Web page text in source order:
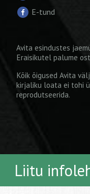
E-tund
Avita esindustes
Eraisikutel palume
Kõik õigused Avita
kirjaliku loata ei tohi
reprodutseerida.
Liitu